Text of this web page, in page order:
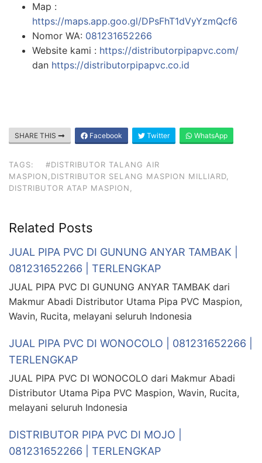
Map :
https://maps.app.goo.gl/DPsFhT1dVyYzmQcf6
Nomor WA: 081231652266
Website kami : https://distributorpipapvc.com/
dan https://distributorpipapvc.co.id
SHARE THIS Facebook Twitter WhatsApp
TAGS:
#DISTRIBUTOR TALANG AIR
MASPION,DISTRIBUTOR SELANG MASPION MILLIARD,
DISTRIBUTOR ATAP MASPION,
Related Posts
JUAL PIPA PVC DI GUNUNG ANYAR TAMBAK |
081231652266 | TERLENGKAP
JUAL PIPA PVC DI GUNUNG ANYAR TAMBAK dari
Makmur Abadi Distributor Utama Pipa PVC Maspion,
Wavin, Rucita, melayani seluruh Indonesia
JUAL PIPA PVC DI WONOCOLO | 081231652266 |
TERLENGKAP
JUAL PIPA PVC DI WONOCOLO dari Makmur Abadi
Distributor Utama Pipa PVC Maspion, Wavin, Rucita,
melayani seluruh Indonesia
DISTRIBUTOR PIPA PVC DI MOJO |
081231652266 | TERLENGKAP